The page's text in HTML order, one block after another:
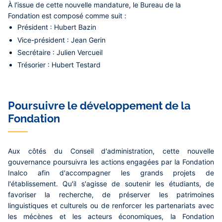
À l'issue de cette nouvelle mandature, le Bureau de la
Fondation est composé comme suit :
Président : Hubert Bazin
Vice-président : Jean Gerin
Secrétaire : Julien Vercueil
Trésorier : Hubert Testard
Poursuivre le développement de la
Fondation
Aux côtés du Conseil d'administration, cette nouvelle
gouvernance poursuivra les actions engagées par la Fondation
Inalco afin d'accompagner les grands projets de
l'établissement. Qu'il s'agisse de soutenir les étudiants, de
favoriser la recherche, de préserver les patrimoines
linguistiques et culturels ou de renforcer les partenariats avec
les mécènes et les acteurs économiques, la Fondation